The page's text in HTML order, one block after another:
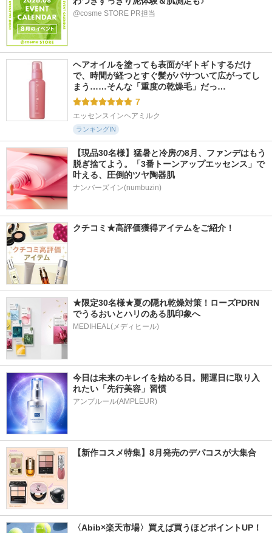
@cosme STORE PR担当
ヘアオイルを塗っても表面がギトギトするだけ
で、時間が経つとすぐ髪がパサついて広がってし
まう……そんな「重度の乾燥毛」だっ…
7
エッセンスインヘアミルク
ランキングIN
【現品30名様】猛暑と冷房の8月、ファンデはもう
脱ぎ捨てよう。「3番トーンアップエッセンス」で
叶える、圧倒的ツヤ陶器肌
ナンバーズイン(numbuzin)
クチコミ★高評価獲得アイテムをご紹介！
★限定30名様★夏の隠れ乾燥対策！ローズPDRN
でうるおいとハリのある肌印象へ
MEDIHEAL(メディヒール)
今日は未来のキレイを始める日。開運日に取り入
れたい「先行美容」習慣
アンプルール(AMPLEUR)
【新作コスメ特集】8月発売のデパコスが大集合
〈Abib×楽天市場〉買えば買うほどポイントUP！